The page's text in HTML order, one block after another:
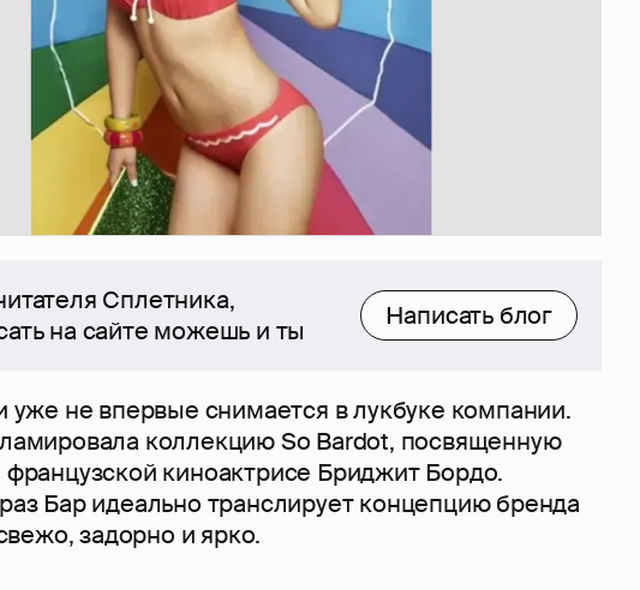
Сплетника,
на сайте можешь и ты
Написать блог
уже не впервые снимается в лукбуке компании.
коллекцию So Bardot, посвященную
киноактрисе Бриджит Бордо.
Бар идеально транслирует концепцию бренда
задорно и ярко.